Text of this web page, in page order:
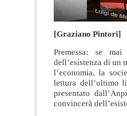
[Graziano Pintori]
Premessa: se
dell’esistenza di un
l’economia, la
lettura dell’ultimo
presentato
convincerà